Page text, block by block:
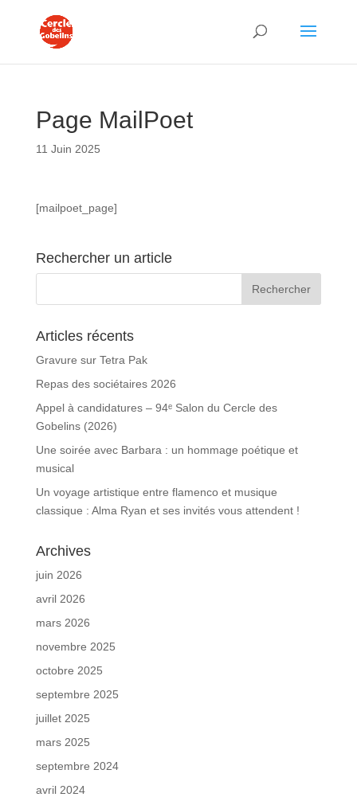
Page MailPoet
11 Juin 2025
[mailpoet_page]
Rechercher un article
Articles récents
Gravure sur Tetra Pak
Repas des sociétaires 2026
Appel à candidatures – 94ᵉ Salon du Cercle des
Gobelins (2026)
Une soirée avec Barbara : un hommage poétique et
musical
Un voyage artistique entre flamenco et musique
classique : Alma Ryan et ses invités vous attendent !
Archives
juin 2026
avril 2026
mars 2026
novembre 2025
octobre 2025
septembre 2025
juillet 2025
mars 2025
septembre 2024
avril 2024